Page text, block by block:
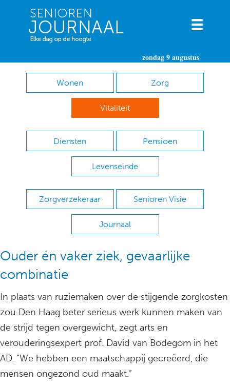
zondag 9 augustus
Wonen Zorg
Vitaliteit
Diensten Pensioen
Levenseinde
Zorgverzekeraar Senioren Visie
Journaal
Ouder én vaker ziek, gevaarlijke
combinatie
In plaats van ruziemaken over de stijgende zorgkosten
zou Den Haag beter serieus werk kunnen maken van
de strijd tegen overgewicht, zegt arts en
verouderingsexpert prof. David van Bodegom in het
AD. “We hebben een maatschappij gecreëerd, die
mensen ongezond oud maakt.”